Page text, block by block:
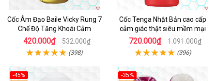
Cốc Âm Đạo Baile Vicky Rung 7
Chế Độ Tăng Khoái Cảm
420.000₫ 532.000₫
(398)
Cốc Tenga Nhật Bản cao cấp
cảm giác thật siêu mềm mại
720.000₫ 1.091.000₫
(396)
-45%
-35%